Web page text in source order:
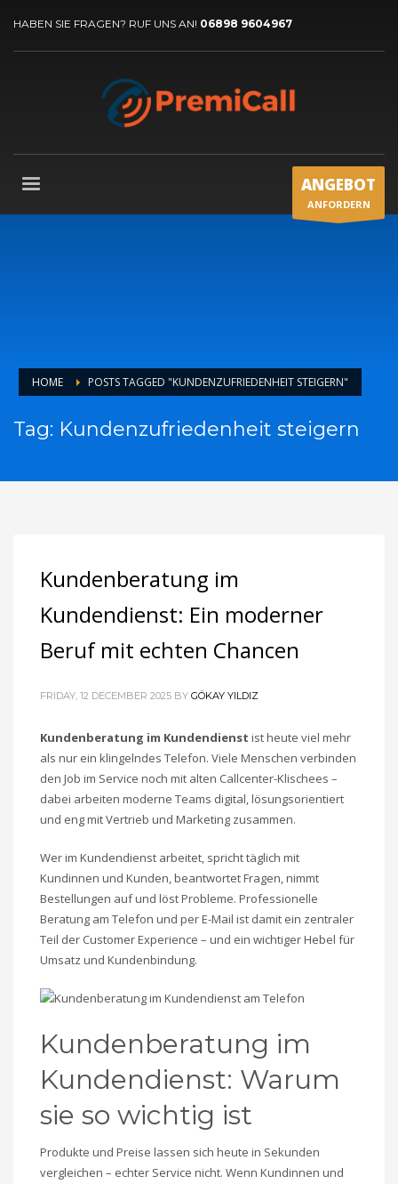
HABEN SIE FRAGEN? RUF UNS AN! 06898 9604967
ANGEBOT
ANFORDERN
HOME POSTS TAGGED "KUNDENZUFRIEDENHEIT STEIGERN"
Tag: Kundenzufriedenheit steigern
Kundenberatung im
Kundendienst: Ein moderner
Beruf mit echten Chancen
FRIDAY, 12 DECEMBER 2025 BY GÖKAY YILDIZ
Kundenberatung im Kundendienst ist heute viel mehr
als nur ein klingelndes Telefon. Viele Menschen verbinden
den Job im Service noch mit alten Callcenter-Klischees –
dabei arbeiten moderne Teams digital, lösungsorientiert
und eng mit Vertrieb und Marketing zusammen.
Wer im Kundendienst arbeitet, spricht täglich mit
Kundinnen und Kunden, beantwortet Fragen, nimmt
Bestellungen auf und löst Probleme. Professionelle
Beratung am Telefon und per E-Mail ist damit ein zentraler
Teil der Customer Experience – und ein wichtiger Hebel für
Umsatz und Kundenbindung.
Kundenberatung im
Kundendienst: Warum
sie so wichtig ist
Produkte und Preise lassen sich heute in Sekunden
vergleichen – echter Service nicht. Wenn Kundinnen und